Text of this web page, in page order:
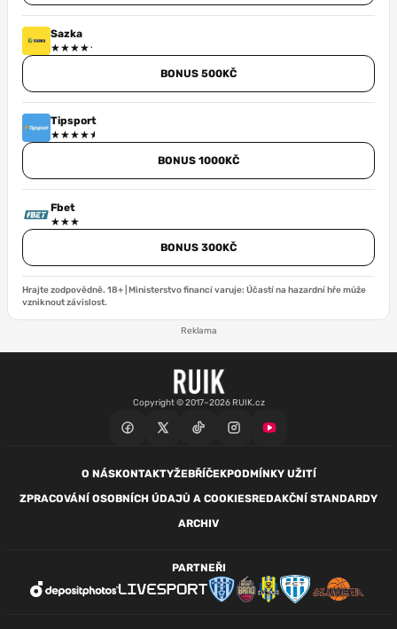
Sazka
BONUS 500KČ
Tipsport
BONUS 1000KČ
Fbet
BONUS 300KČ
Hrajte zodpovědně. 18+ | Ministerstvo financí varuje: Účastí na hazardní hře může
vzniknout závislost.
Reklama
Copyright © 2017–2026 RUIK.cz
O NÁSKONTAKTYŽEBŘÍČEKPODMÍNKY UŽITÍ
ZPRACOVÁNÍ OSOBNÍCH ÚDAJŮ A COOKIESREDAKČNÍ STANDARDY
ARCHIV
PARTNEŘI